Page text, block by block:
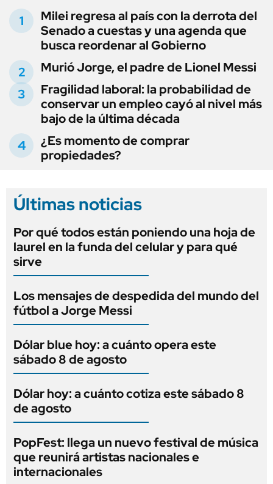
Milei regresa al país con la derrota del
Senado a cuestas y una agenda que
busca reordenar al Gobierno
Murió Jorge, el padre de Lionel Messi
Fragilidad laboral: la probabilidad de
conservar un empleo cayó al nivel más
bajo de la última década
¿Es momento de comprar
propiedades?
Últimas noticias
Por qué todos están poniendo una hoja de
laurel en la funda del celular y para qué
sirve
Los mensajes de despedida del mundo del
fútbol a Jorge Messi
Dólar blue hoy: a cuánto opera este
sábado 8 de agosto
Dólar hoy: a cuánto cotiza este sábado 8
de agosto
PopFest: llega un nuevo festival de música
que reunirá artistas nacionales e
internacionales